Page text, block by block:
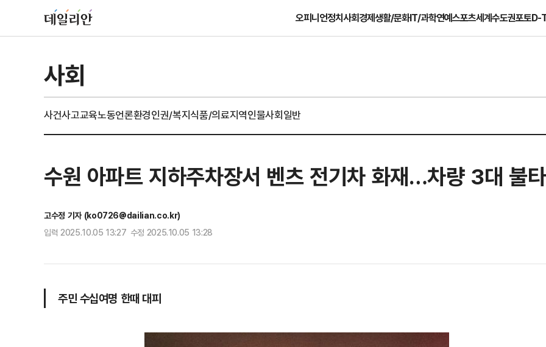
오피니언정치사회경제생활/문화IT/과학연예스포츠세계수도권포토D-
사회
사건사고교육노동언론환경인권/복지식품/의료지역인물사회일반
수원 아파트 지하주차장서 벤츠 전기차 화재…차량 3대 불타
고수정 기자 (ko0726@dailian.co.kr)
입력 2025.10.05 13:27 수정 2025.10.05 13:28
주민 수십여명 한때 대피